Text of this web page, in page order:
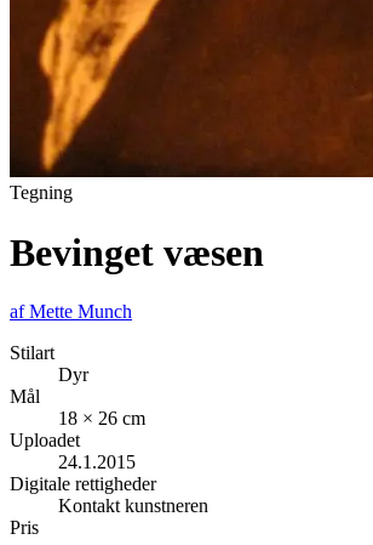
Tegning
Bevinget væsen
afMette Munch
Stilart
Dyr
Mål
18 × 26 cm
Uploadet
24.1.2015
Digitale rettigheder
Kontakt kunstneren
Pris